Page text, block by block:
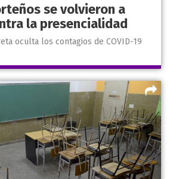
se volvieron a
la presencialidad
oculta los contagios de COVID-19